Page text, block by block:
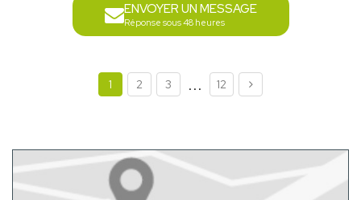
ENVOYER UN MESSAGE
Réponse sous 48 heures
1 2 3 ... 12